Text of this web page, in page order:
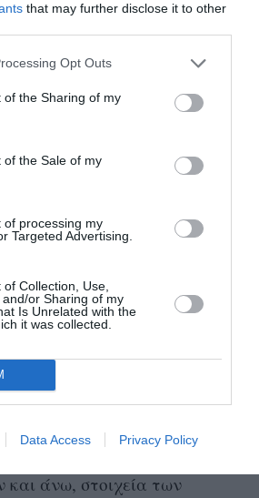
that may further disclose it to other
Opt Outs
of the Sharing of my
of the Sale of my
of processing my
Targeted Advertising.
Collection, Use,
or Sharing of my
Is Unrelated with the
it was collected.
Data Access Privacy Policy
των γυναικών και των
είναι προαιρετική, είναι
για την ειρήνη, την
και την υγεία. Ένας
κόσμος για τις γυναίκες
Adhanom Ghebreyesus,
διευθυντής του ΠΟΥ
ότι η νέα αναφορά
τηςΔιεθνούς Ημέρας για
αναφοράςπου είχε
. Προέκυψε από την
της περιόδου 2000-2023, που
168 χώρες από όλο τον
και άνω, στοιχεία των